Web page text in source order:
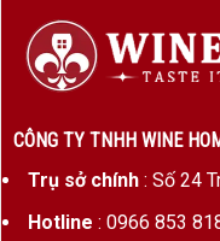
CÔNG TY TNHH WINE
Trụ sở chính: Số 24
Hotline : 0966 853